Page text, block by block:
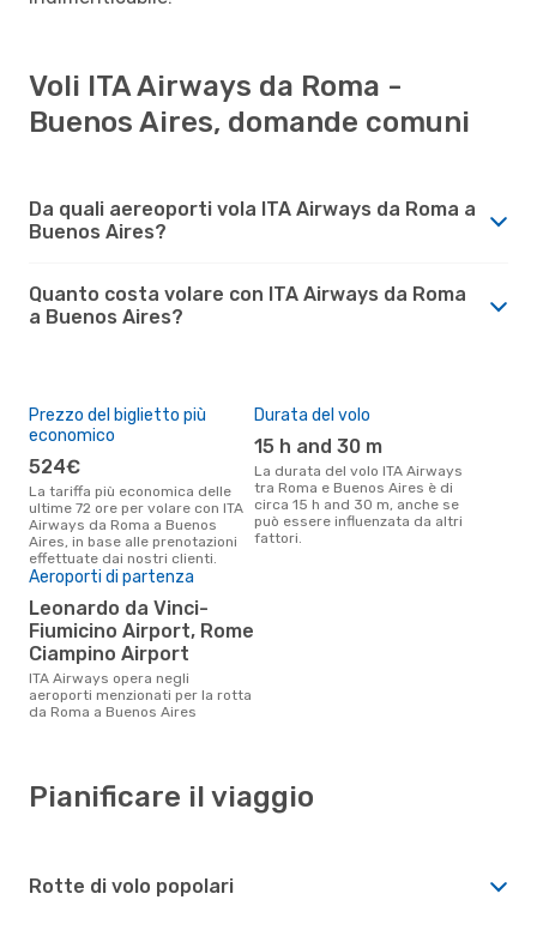
Voli ITA Airways da Roma -
Buenos Aires, domande comuni
Da quali aereoporti vola ITA Airways da Roma a
Buenos Aires?
Quanto costa volare con ITA Airways da Roma
a Buenos Aires?
Prezzo del biglietto più
economico
524€
La tariffa più economica delle
ultime 72 ore per volare con ITA
Airways da Roma a Buenos
Aires, in base alle prenotazioni
effettuate dai nostri clienti.
Durata del volo
15 h and 30 m
La durata del volo ITA Airways
tra Roma e Buenos Aires è di
circa 15 h and 30 m, anche se
può essere influenzata da altri
fattori.
Aeroporti di partenza
Leonardo da Vinci-
Fiumicino Airport, Rome
Ciampino Airport
ITA Airways opera negli
aeroporti menzionati per la rotta
da Roma a Buenos Aires
Pianificare il viaggio
Rotte di volo popolari